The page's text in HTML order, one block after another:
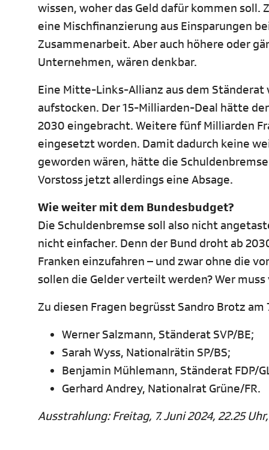
wissen, woher das Geld dafür kommen
eine Mischfinanzierung aus Einsparungen
Zusammenarbeit. Aber auch höhere oder
Unternehmen, wären denkbar.
Eine Mitte-Links-Allianz aus dem
aufstocken. Der 15-Milliarden-Deal hätte
2030 eingebracht. Weitere fünf Milliarden
eingesetzt worden. Damit dadurch keine
geworden wären, hätte die
Vorstoss jetzt allerdings eine Absage.
Wie weiter mit dem Bundesbudget?
Die Schuldenbremse soll also nicht
nicht einfacher. Denn der Bund droht ab
Franken einzufahren – und zwar ohne die
sollen die Gelder verteilt werden? Wer
Zu diesen Fragen begrüsst Sandro Brotz am
Werner Salzmann, Ständerat SVP/BE;
Sarah Wyss, Nationalrätin SP/BS;
Benjamin Mühlemann, Ständerat FDP/
Gerhard Andrey, Nationalrat Grüne/FR.
Ausstrahlung: Freitag, 7. Juni 2024, 22.25 Uhr,